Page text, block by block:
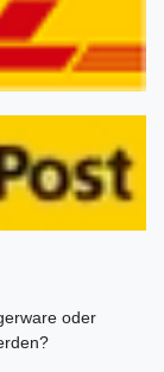
oder